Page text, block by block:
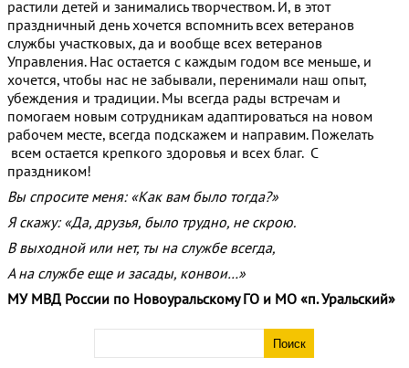
растили детей и занимались творчеством. И, в этот
праздничный день хочется вспомнить всех ветеранов
службы участковых, да и вообще всех ветеранов
Управления. Нас остается с каждым годом все меньше, и
хочется, чтобы нас не забывали, перенимали наш опыт,
убеждения и традиции. Мы всегда рады встречам и
помогаем новым сотрудникам адаптироваться на новом
рабочем месте, всегда подскажем и направим. Пожелать
всем остается крепкого здоровья и всех благ. С
праздником!
Вы спросите меня: «Как вам было тогда?»
Я скажу: «Да, друзья, было трудно, не скрою.
В выходной или нет, ты на службе всегда,
А на службе еще и засады, конвои…»
МУ МВД России по Новоуральскому ГО и МО «п. Уральский»